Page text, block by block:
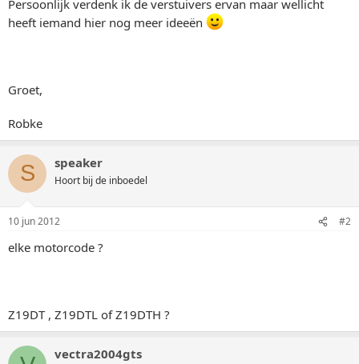
Persoonlijk verdenk ik de verstuivers ervan maar wellicht
heeft iemand hier nog meer ideeën
Groet,
Robke
S speaker
Hoort bij de inboedel
10 jun 2012 #2
elke motorcode ?
Z19DT , Z19DTL of Z19DTH ?
vectra2004gts